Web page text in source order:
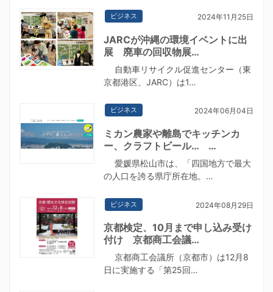
ビジネス 2024年11月25日
JARCが沖縄の環境イベントに出
展 廃車の回収物展…
自動車リサイクル促進センター（東
京都港区、JARC）は1…
ビジネス 2024年06月04日
ミカン農家や離島でキッチンカ
ー、クラフトビール… …
愛媛県松山市は、「四国地方で最大
の人口を誇る県庁所在地。…
ビジネス 2024年08月29日
京都検定、10月まで申し込み受け
付け 京都商工会議…
京都商工会議所（京都市）は12月8
日に実施する「第25回…